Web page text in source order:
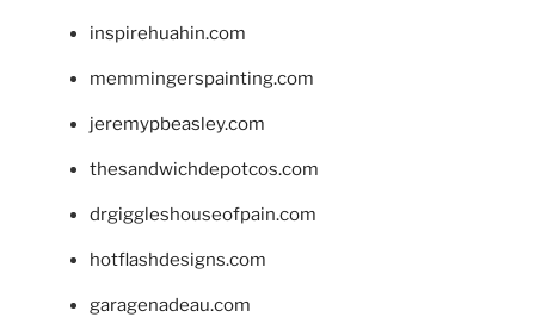
inspirehuahin.com
memmingerspainting.com
jeremypbeasley.com
thesandwichdepotcos.com
drgiggleshouseofpain.com
hotflashdesigns.com
garagenadeau.com